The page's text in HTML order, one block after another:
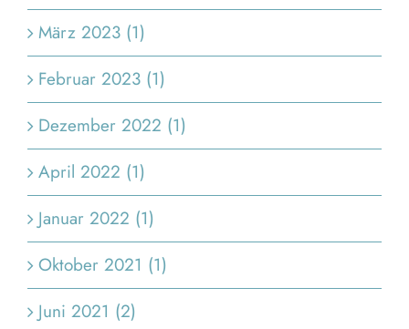
März 2023 (1)
Februar 2023 (1)
Dezember 2022 (1)
April 2022 (1)
Januar 2022 (1)
Oktober 2021 (1)
Juni 2021 (2)